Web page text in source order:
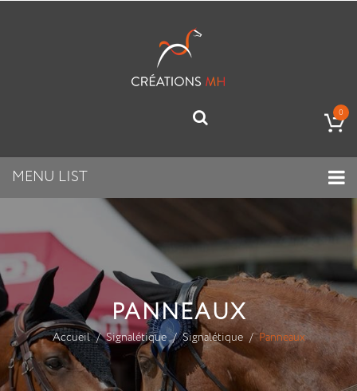
0
MENU LIST
PANNEAUX
Accueil Signalétique Signalétique Panneaux